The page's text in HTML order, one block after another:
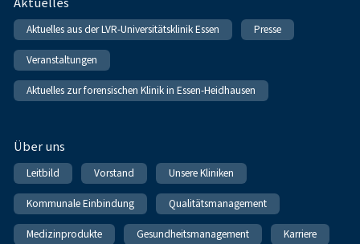
Aktuelles aus der LVR-Universitätsklinik Essen Presse
Veranstaltungen
Aktuelles zur forensischen Klinik in Essen-Heidhausen
Über uns
Leitbild Vorstand Unsere Kliniken
Kommunale Einbindung Qualitätsmanagement
Medizinprodukte Gesundheitsmanagement Karriere